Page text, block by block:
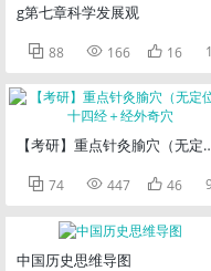
g第七章科学发展观
 88  166  16 1
【考研】重点针灸腧穴（无定
 74  447  46
中国历史思维导图